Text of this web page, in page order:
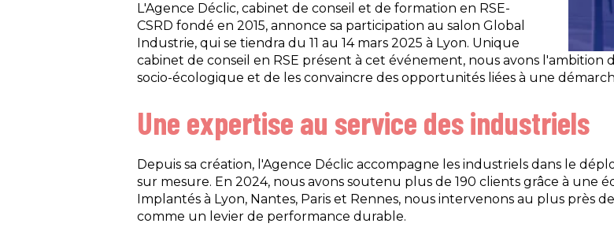
L'Agence Déclic, cabinet de conseil et de formation en RSE-
CSRD fondé en 2015, annonce sa participation au salon Global
Industrie, qui se tiendra du 11 au 14 mars 2025 à Lyon. Unique
cabinet de conseil en RSE présent à cet événement, nous avons
socio-écologique et de les convaincre des opportunités liées à une
Une expertise au service des industriels
Depuis sa création, l'Agence Déclic accompagne les industriels dans le
sur mesure. En 2024, nous avons soutenu plus de 190 clients grâce à une
Implantés à Lyon, Nantes, Paris et Rennes, nous intervenons au plus près
comme un levier de performance durable.